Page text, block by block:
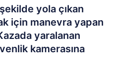
yola çıkan
için manevra yapan
yaralanan
kamerasına